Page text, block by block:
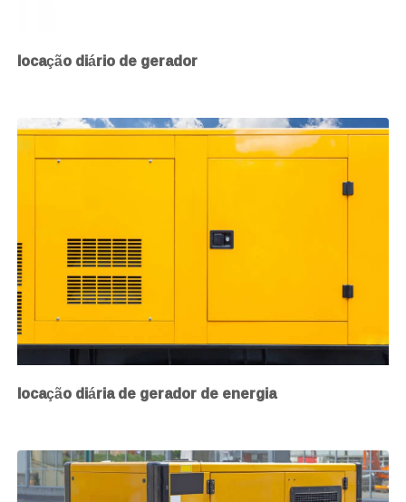
locação diário de gerador
locação diária de gerador de energia